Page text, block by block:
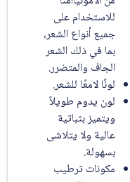
للاستخدام على
جميع أنواع الشعر،
بما في ذلك الشعر
الجاف والمتضرر.
لونًا لامعًا للشعر.
لون يدوم طويلاً
ويتميز بثباتية
عالية ولا يتلاشى
بسهولة.
مكونات ترطيب